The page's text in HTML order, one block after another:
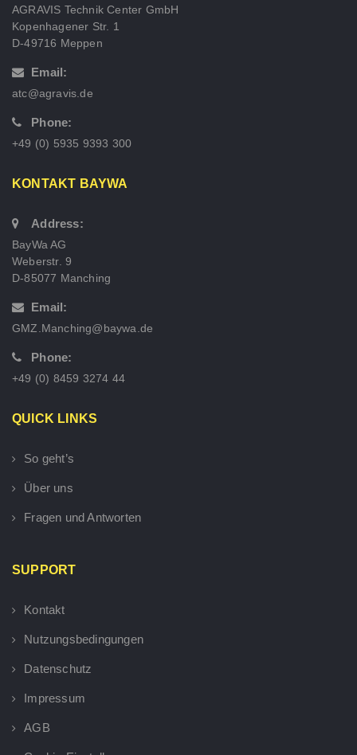
AGRAVIS Technik Center GmbH
Kopenhagener Str. 1
D-49716 Meppen
Email:
atc@agravis.de
Phone:
+49 (0) 5935 9393 300
KONTAKT BAYWA
Address:
BayWa AG
Weberstr. 9
D-85077 Manching
Email:
GMZ.Manching@baywa.de
Phone:
+49 (0) 8459 3274 44
QUICK LINKS
So geht’s
Über uns
Fragen und Antworten
SUPPORT
Kontakt
Nutzungsbedingungen
Datenschutz
Impressum
AGB